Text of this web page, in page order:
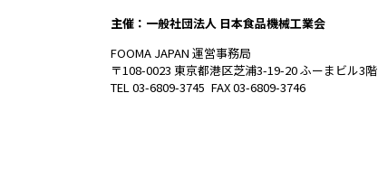
主催：一般社団法人 日本食品機械工業会
FOOMA JAPAN 運営事務局
〒108-0023 東京都港区芝浦3-19-20 ふーまビル3階
TEL 03-6809-3745 FAX 03-6809-3746